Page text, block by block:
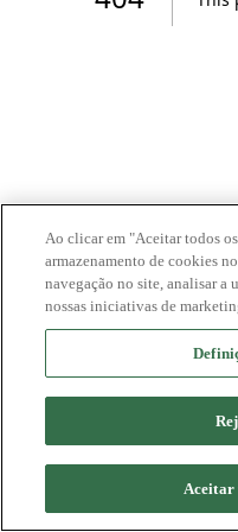
Ao clicar em "Aceitar todos
armazenamento de cookies
navegação no site, analisar a
nossas iniciativas de
Aceitar